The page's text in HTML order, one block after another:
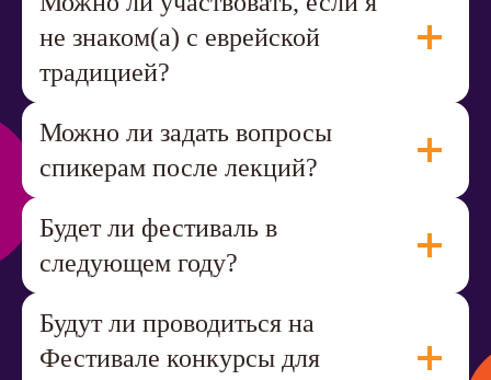
не знаком(а) с еврейской
традицией?
Можно ли задать вопросы
спикерам после лекций?
Будет ли фестиваль в
следующем году?
Будут ли проводиться на
Фестивале конкурсы для